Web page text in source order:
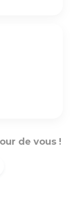
de vous !